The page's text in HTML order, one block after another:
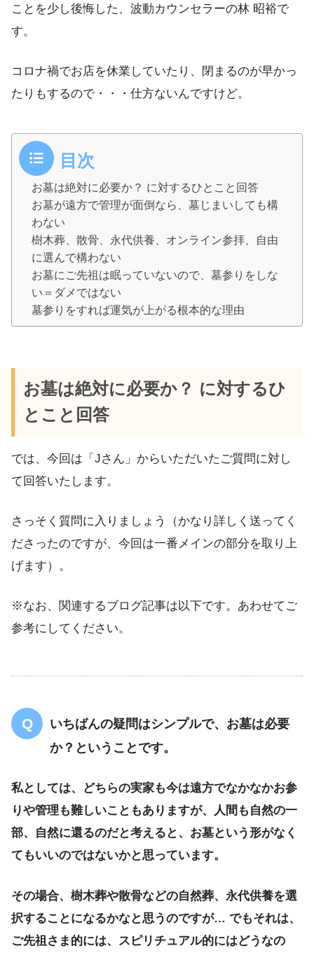
ことを少し後悔した、波動カウンセラーの林 昭裕で
す。
コロナ禍でお店を休業していたり、閉まるのが早かっ
たりもするので・・・仕方ないんですけど。
目次
お墓は絶対に必要か？ に対するひとこと回答
お墓が遠方で管理が面倒なら、墓じまいしても構
わない
樹木葬、散骨、永代供養、オンライン参拝、自由
に選んで構わない
お墓にご先祖は眠っていないので、墓参りをしな
い＝ダメではない
墓参りをすれば運気が上がる根本的な理由
お墓は絶対に必要か？ に対するひ
とこと回答
では、今回は「Jさん」からいただいたご質問に対し
て回答いたします。
さっそく質問に入りましょう（かなり詳しく送ってく
ださったのですが、今回は一番メインの部分を取り上
げます）。
※なお、関連するブログ記事は以下です。あわせてご
参考にしてください。
いちばんの疑問はシンプルで、お墓は必要
か？ということです。
私としては、どちらの実家も今は遠方でなかなかお参
りや管理も難しいこともありますが、人間も自然の一
部、自然に還るのだと考えると、お墓という形がなく
てもいいのではないかと思っています。
その場合、樹木葬や散骨などの自然葬、永代供養を選
択することになるかなと思うのですが… でもそれは、
ご先祖さま的には、スピリチュアル的にはどうなの